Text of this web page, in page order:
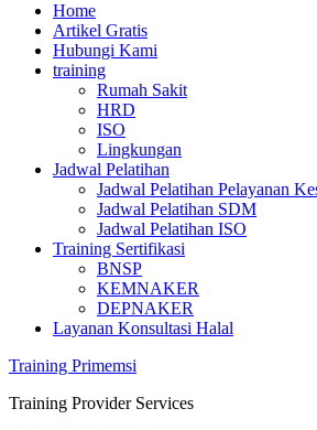
Home
Artikel Gratis
Hubungi Kami
training
Rumah Sakit
HRD
ISO
Lingkungan
Jadwal Pelatihan
Jadwal Pelatihan Pelayanan
Jadwal Pelatihan SDM
Jadwal Pelatihan ISO
Training Sertifikasi
BNSP
KEMNAKER
DEPNAKER
Layanan Konsultasi Halal
Training Primemsi
Training Provider Services